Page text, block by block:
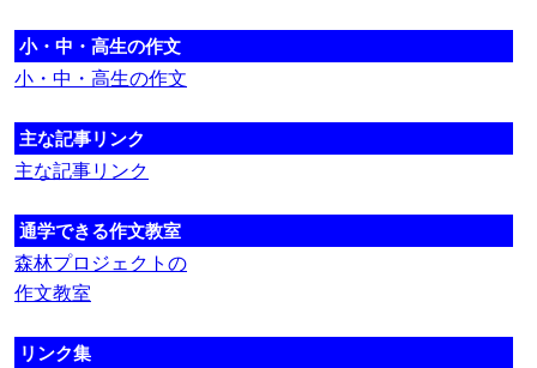
小・中・高生の作文
小・中・高生の作文
主な記事リンク
主な記事リンク
通学できる作文教室
森林プロジェクトの
作文教室
リンク集